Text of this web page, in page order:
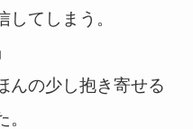
てしまう。
んの少し抱き寄せる